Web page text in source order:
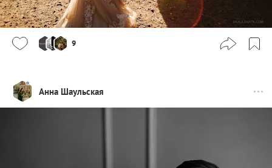
9
Анна Шаульская